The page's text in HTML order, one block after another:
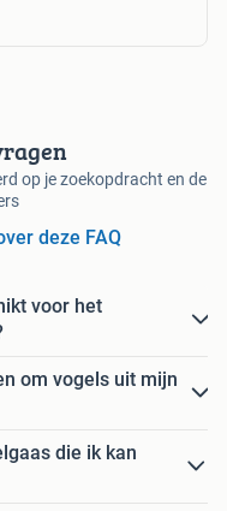
op je zoekopdracht en de
deze FAQ
voor het
om vogels uit mijn
die ik kan